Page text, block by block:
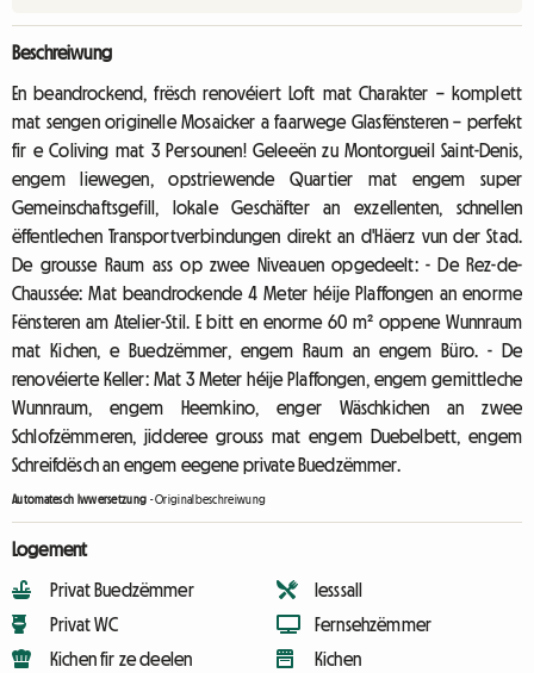
Beschreiwung
En beandrockend, frësch renovéiert Loft mat Charakter – komplett
mat sengen originelle Mosaicker a faarwege Glasfënsteren – perfekt
fir e Coliving mat 3 Persounen! Geleeën zu Montorgueil Saint-Denis,
engem liewegen, opstriewende Quartier mat engem super
Gemeinschaftsgefill, lokale Geschäfter an exzellenten, schnellen
ëffentlechen Transportverbindungen direkt an d'Häerz vun der Stad.
De grousse Raum ass op zwee Niveauen opgedeelt: - De Rez-de-
Chaussée: Mat beandrockende 4 Meter héije Plaffongen an enorme
Fënsteren am Atelier-Stil. E bitt en enorme 60 m² oppene Wunnraum
mat Kichen, e Buedzëmmer, engem Raum an engem Büro. - De
renovéierte Keller: Mat 3 Meter héije Plaffongen, engem gemittleche
Wunnraum, engem Heemkino, enger Wäschkichen an zwee
Schlofzëmmeren, jidderee grouss mat engem Duebelbett, engem
Schreifdësch an engem eegene private Buedzëmmer.
Automatesch Iwwersetzung -Originalbeschreiwung
Logement
Privat Buedzëmmer
Privat WC
Kichen fir ze deelen
Iesssall
Fernsehzëmmer
Kichen